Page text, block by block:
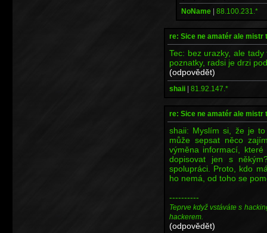
NoName | 88.100.231.*
re: Sice ne amatér ale mistr
Tec: bez urazky, ale
poznatky, radsi je drzi
(odpovědět)
shaii | 81.92.147.*
re: Sice ne amatér ale mistr
shaii: Myslím si, že je
může sepsat něco
výměna informací,
dopisovat jen s
spolupráci. Proto, kdo
ho nemá, od toho se
----------
Teprve když vstáváte s
hackerem.
(odpovědět)